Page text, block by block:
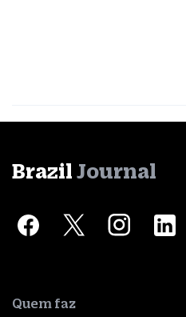
Brazil Journal
Quem faz